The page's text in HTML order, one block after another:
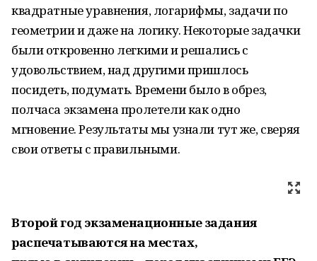
квадратные уравнения, логарифмы, задачи по
геометрии и даже на логику. Некоторые задачки
были откровенно легкими и решались с
удовольствием, над другими пришлось
посидеть, подумать. Времени было в обрез,
полчаса экзамена пролетели как одно
мгновение. Результаты мы узнали тут же, сверяя
свои ответы с правильными.
Второй год экзаменационные задания
распечатываются на местах,